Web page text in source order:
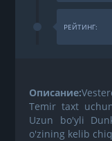
РЕЙТИНГ:
Описание:
Temir taxt
Uzun bo'yli
o'zining kelib